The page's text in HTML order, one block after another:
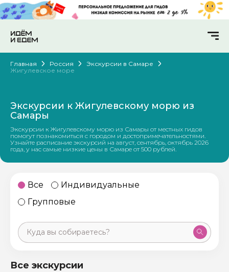
Главная Россия
Экскурсии в Самаре
Жигулевское море
Экскурсии к Жигулевскому морю из
Самары
Экскурсии к Жигулевскому морю из Самары от местных гидов
помогут познакомиться с городом и достопримечательностями.
Узнайте расписание экскурсий на август, сентябрь, октябрь 2026
года, у нас самые низкие цены в Самаре от 500 рублей.
Все
Индивидуальные
Групповые
Все экскурсии